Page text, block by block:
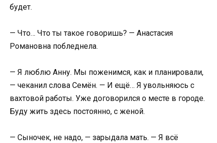
будет.
— Что… Что ты такое говоришь? — Анастасия
Романовна побледнела.
— Я люблю Анну. Мы поженимся, как и планировали,
— чеканил слова Семён. — И ещё… Я увольняюсь с
вахтовой работы. Уже договорился о месте в городе.
Буду жить здесь постоянно, с женой.
— Сыночек, не надо, — зарыдала мать. — Я всё